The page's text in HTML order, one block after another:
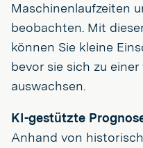
Maschinenlaufzeiten
beobachten. Mit
können Sie kleine
bevor sie sich zu
auswachsen.
KI-gestützte
Anhand von